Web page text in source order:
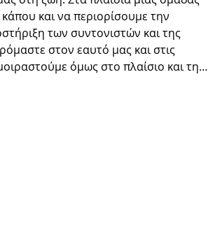
και να περιορίσουμε την
των συντονιστών και της
στον εαυτό μας και στις
όμως στο πλαίσιο και τη…